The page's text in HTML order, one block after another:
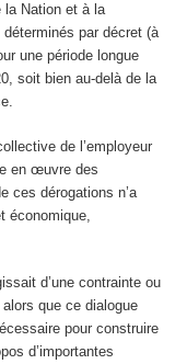
la Nation et à la
par décret (à
une période longue
soit bien au-delà de la
de l’employeur
en œuvre des
ces dérogations n’a
économique,
d’une contrainte ou
que ce dialogue
pour construire
d’importantes